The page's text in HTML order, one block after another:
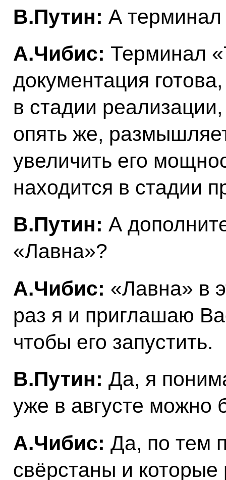
В.Путин: А
А.Чибис: Терминал
документация
в стадии
опять же,
увеличить его
находится в стадии
В.Путин: А
«Лавна»?
А.Чибис: «Лавна» в
раз я и приглашаю
чтобы его запустить.
В.Путин: Да, я
уже в августе можно
А.Чибис: Да, по тем
свёрстаны и которые